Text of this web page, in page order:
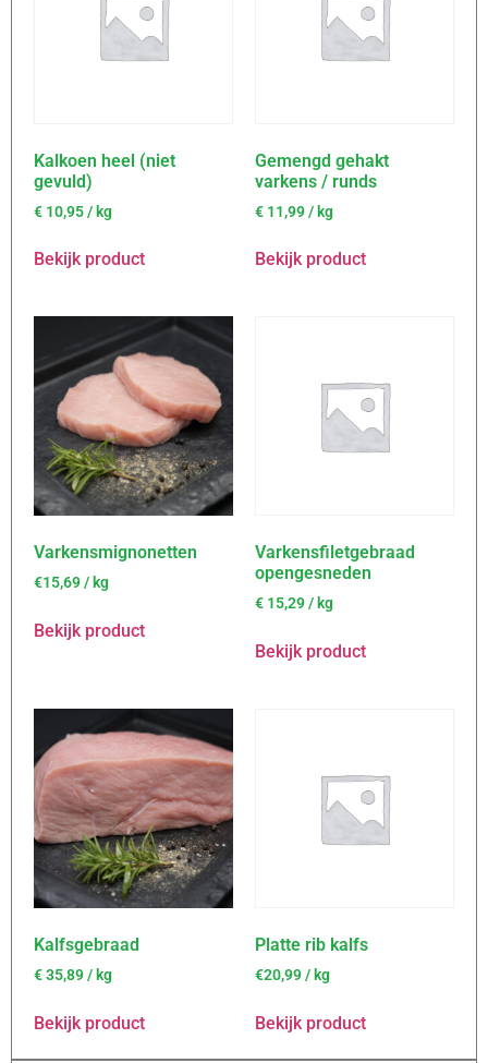
Kalkoen heel (niet
gevuld)
€ 10,95/ kg
Bekijk product
Gemengd gehakt
varkens / runds
€ 11,99/ kg
Bekijk product
Varkensmignonetten
€15,69 / kg
Bekijk product
Varkensfiletgebraad
opengesneden
€ 15,29/ kg
Bekijk product
Kalfsgebraad
€35,89/ kg
Bekijk product
Platte rib kalfs
€20,99 / kg
Bekijk product